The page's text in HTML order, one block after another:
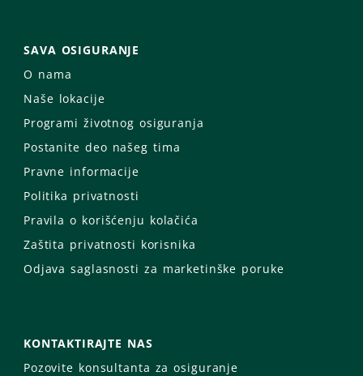
SAVA OSIGURANJE
O nama
Naše lokacije
Programi životnog osiguranja
Postanite deo našeg tima
Pravne informacije
Politika privatnosti
Pravila o korišćenju kolačića
Zaštita privatnosti korisnika
Odjava saglasnosti za marketinške poruke
KONTAKTIRAJTE NAS
Pozovite konsultanta za osiguranje